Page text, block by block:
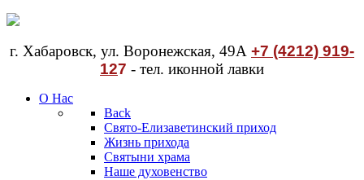
г. Хабаровск, ул. Воронежская, 49А +7 (4212) 919-
127 - тел. иконной лавки
О Нас
Back
Свято-Елизаветинский приход
Жизнь прихода
Святыни храма
Наше духовенство